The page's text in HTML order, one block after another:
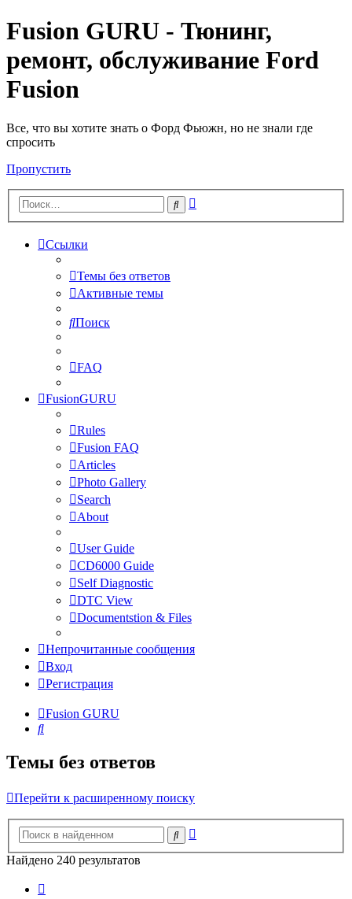
Fusion GURU - Тюнинг,
ремонт, обслуживание Ford
Fusion
Все, что вы хотите знать о Форд Фьюжн, но не знали где
спросить
Пропустить
Поиск
Ссылки
Темы без ответов
Активные темы
Поиск
FAQ
FusionGURU
Rules
Fusion FAQ
Articles
Photo Gallery
Search
About
User Guide
CD6000 Guide
Self Diagnostic
DTC View
Documentstion & Files
Непрочитанные сообщения
Вход
Регистрация
Fusion GURU
Поиск
Темы без ответов
Перейти к расширенному поиску
Поиск
Найдено 240 результатов